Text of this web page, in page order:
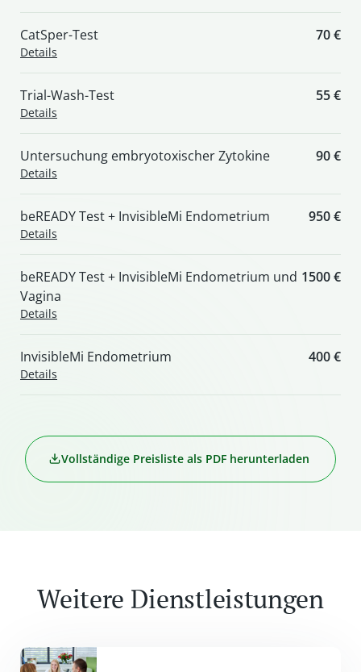
CatSper-Test
Details
70 €
Trial-Wash-Test
Details
55 €
Untersuchung embryotoxischer Zytokine
Details
90 €
beREADY Test + InvisibleMi Endometrium
Details
950 €
beREADY Test + InvisibleMi Endometrium und
Vagina
Details
1500 €
InvisibleMi Endometrium
Details
400 €
Vollständige Preisliste als PDF herunterladen
Weitere Dienstleistungen